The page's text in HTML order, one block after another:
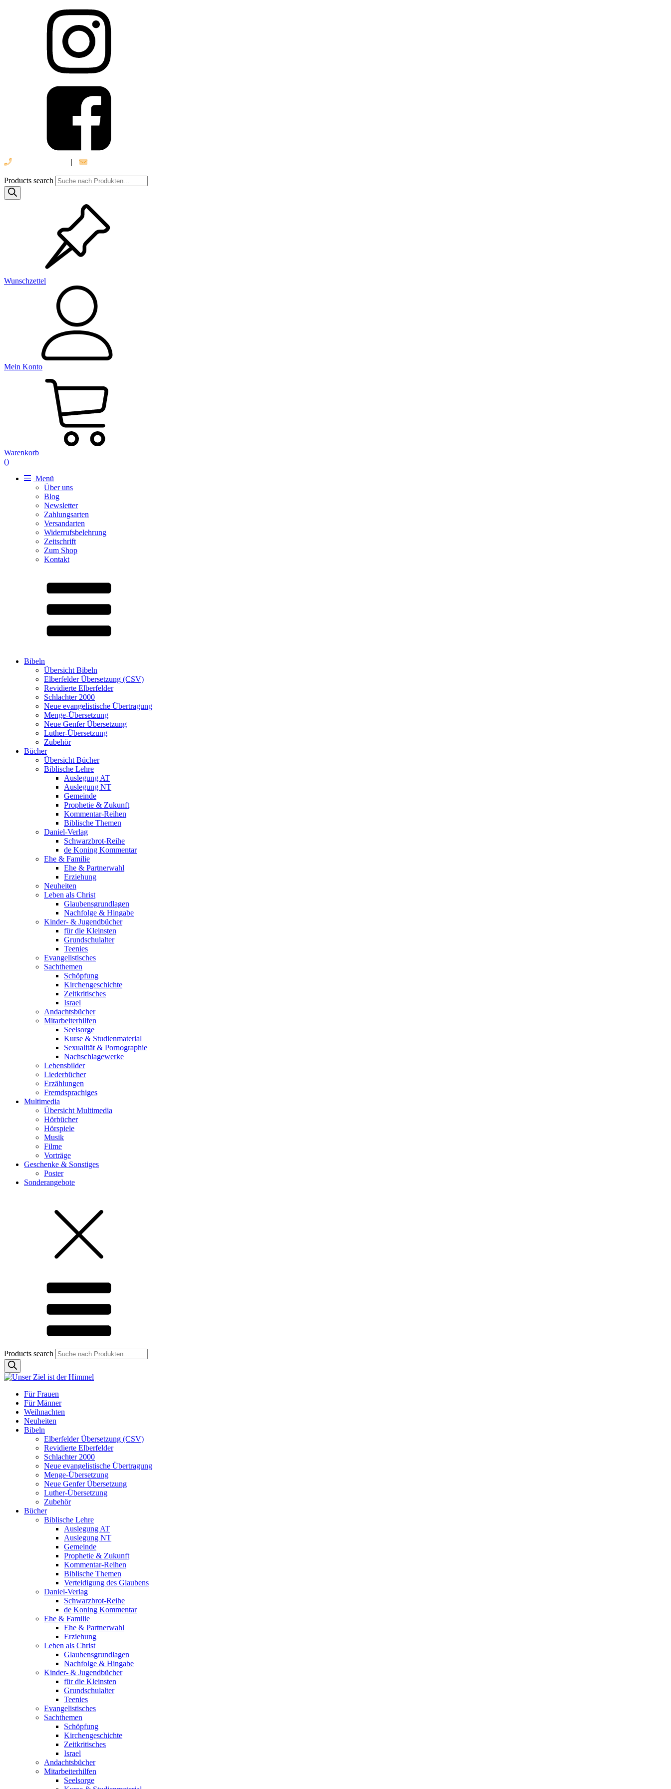
|
Products search
Wunschzettel
Mein Konto
Warenkorb
()
Menü
Über uns
Blog
Newsletter
Zahlungsarten
Versandarten
Widerrufsbelehrung
Zeitschrift
Zum Shop
Kontakt
Bibeln
Übersicht Bibeln
Elberfelder Übersetzung (CSV)
Revidierte Elberfelder
Schlachter 2000
Neue evangelistische Übertragung
Menge-Übersetzung
Neue Genfer Übersetzung
Luther-Übersetzung
Zubehör
Bücher
Übersicht Bücher
Biblische Lehre
Auslegung AT
Auslegung NT
Gemeinde
Prophetie & Zukunft
Kommentar-Reihen
Biblische Themen
Daniel-Verlag
Schwarzbrot-Reihe
de Koning Kommentar
Ehe & Familie
Ehe & Partnerwahl
Erziehung
Neuheiten
Leben als Christ
Glaubensgrundlagen
Nachfolge & Hingabe
Kinder- & Jugendbücher
für die Kleinsten
Grundschulalter
Teenies
Evangelistisches
Sachthemen
Schöpfung
Kirchengeschichte
Zeitkritisches
Israel
Andachtsbücher
Mitarbeiterhilfen
Seelsorge
Kurse & Studienmaterial
Sexualität & Pornographie
Nachschlagewerke
Lebensbilder
Liederbücher
Erzählungen
Fremdsprachiges
Multimedia
Übersicht Multimedia
Hörbücher
Hörspiele
Musik
Filme
Vorträge
Geschenke & Sonstiges
Poster
Sonderangebote
Products search
Für Frauen
Für Männer
Weihnachten
Neuheiten
Bibeln
Elberfelder Übersetzung (CSV)
Revidierte Elberfelder
Schlachter 2000
Neue evangelistische Übertragung
Menge-Übersetzung
Neue Genfer Übersetzung
Luther-Übersetzung
Zubehör
Bücher
Biblische Lehre
Auslegung AT
Auslegung NT
Gemeinde
Prophetie & Zukunft
Kommentar-Reihen
Biblische Themen
Verteidigung des Glaubens
Daniel-Verlag
Schwarzbrot-Reihe
de Koning Kommentar
Ehe & Familie
Ehe & Partnerwahl
Erziehung
Leben als Christ
Glaubensgrundlagen
Nachfolge & Hingabe
Kinder- & Jugendbücher
für die Kleinsten
Grundschulalter
Teenies
Evangelistisches
Sachthemen
Schöpfung
Kirchengeschichte
Zeitkritisches
Israel
Andachtsbücher
Mitarbeiterhilfen
Seelsorge